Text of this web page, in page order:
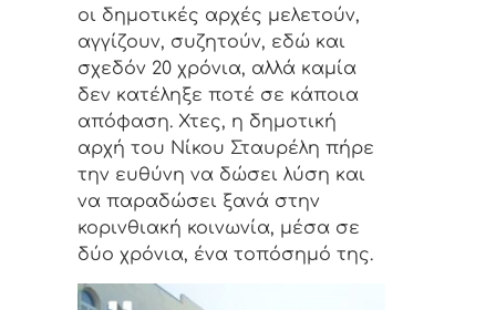
οι δημοτικές αρχές μελετούν,
αγγίζουν, συζητούν, εδώ και
σχεδόν 20 χρόνια, αλλά καμία
δεν κατέληξε ποτέ σε κάποια
απόφαση. Χτες, η δημοτική
αρχή του Νίκου Σταυρέλη πήρε
την ευθύνη να δώσει λύση και
να παραδώσει ξανά στην
κορινθιακή κοινωνία, μέσα σε
δύο χρόνια, ένα τοπόσημό της.